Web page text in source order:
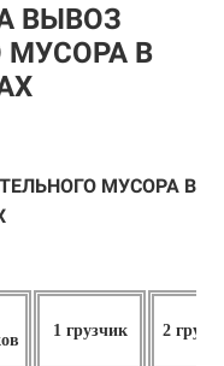
ВЫВОЗ
МУСОРА В
МУСОРА В
1 грузчик 2